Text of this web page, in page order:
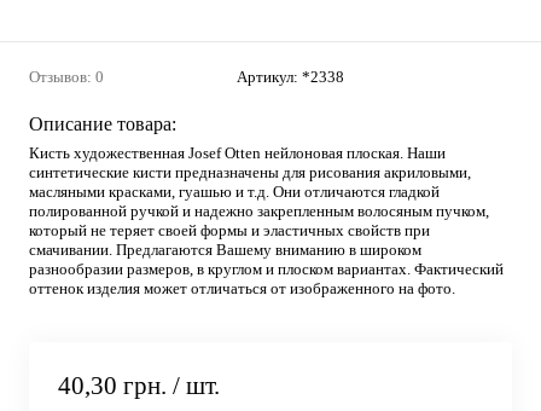
Отзывов: 0 Артикул: *2338
Описание товара:
Кисть художественная Josef Otten нейлоновая плоская. Наши
синтетические кисти предназначены для рисования акриловыми,
масляными красками, гуашью и т.д. Они отличаются гладкой
полированной ручкой и надежно закрепленным волосяным пучком,
который не теряет своей формы и эластичных свойств при
смачивании. Предлагаются Вашему вниманию в широком
разнообразии размеров, в круглом и плоском вариантах. Фактический
оттенок изделия может отличаться от изображенного на фото.
40,30 грн. / шт.